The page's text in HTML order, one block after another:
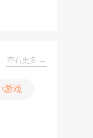
查看更多 →
游戏